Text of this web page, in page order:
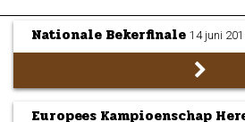
Nationale Bekerfinale 14 juni
Europees Kampioenschap